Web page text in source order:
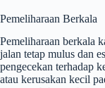
Pemeliharaan Berkala
Pemeliharaan berkala
jalan tetap mulus dan
pengecekan terhadap
atau kerusakan kecil